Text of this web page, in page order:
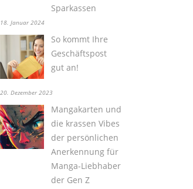
Sparkassen
18. Januar 2024
So kommt Ihre
Geschäftspost
gut an!
20. Dezember 2023
Mangakarten und
die krassen Vibes
der persönlichen
Anerkennung für
Manga-Liebhaber
der Gen Z